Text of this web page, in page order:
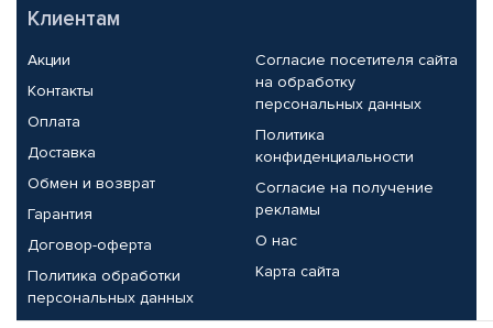
Клиентам
Акции
Контакты
Оплата
Доставка
Обмен и возврат
Гарантия
Договор-оферта
Политика обработки
персональных данных
Согласие посетителя сайта
на обработку
персональных данных
Политика
конфиденциальности
Согласие на получение
рекламы
О нас
Карта сайта